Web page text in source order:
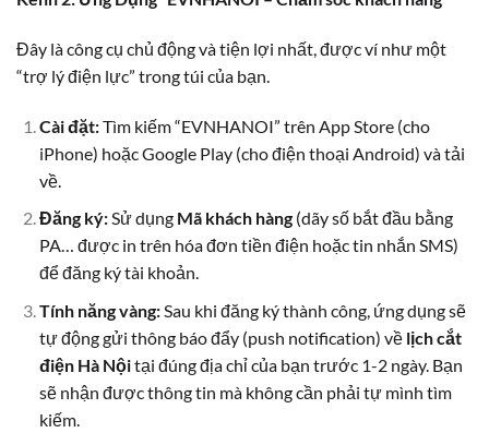
Đây là công cụ chủ động và tiện lợi nhất, được ví như một
“trợ lý điện lực” trong túi của bạn.
Cài đặt:Tìm kiếm “EVNHANOI” trên App Store (cho
iPhone) hoặc Google Play (cho điện thoại Android) và tải
về.
Đăng ký:Sử dụng Mã khách hàng(dãy số bắt đầu bằng
PA… được in trên hóa đơn tiền điện hoặc tin nhắn SMS)
để đăng ký tài khoản.
Tính năng vàng:Sau khi đăng ký thành công, ứng dụng sẽ
tự động gửi thông báo đẩy (push notification) về lịch cắt
điện Hà Nộitại đúng địa chỉ của bạn trước 1-2 ngày. Bạn
sẽ nhận được thông tin mà không cần phải tự mình tìm
kiếm.